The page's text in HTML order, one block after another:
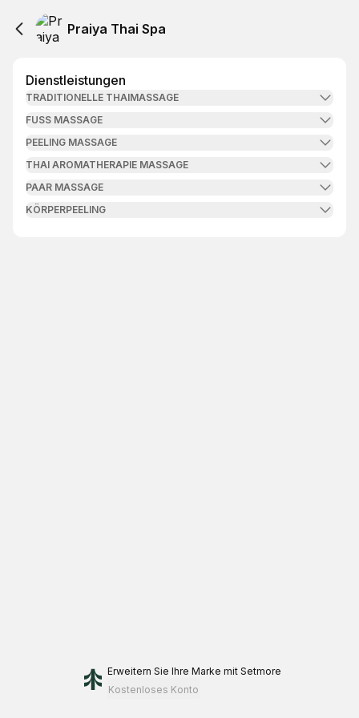
Praiya Thai Spa
Dienstleistungen
TRADITIONELLE THAIMASSAGE
FUSS MASSAGE
PEELING MASSAGE
THAI AROMATHERAPIE MASSAGE
PAAR MASSAGE
KÖRPERPEELING
Erweitern Sie Ihre Marke mit Setmore
Kostenloses Konto